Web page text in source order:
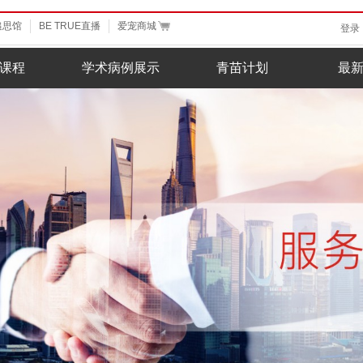
思馆 BE TRUE直播 爱宠商城 登录
程 学术病例展示 青苗计划 最